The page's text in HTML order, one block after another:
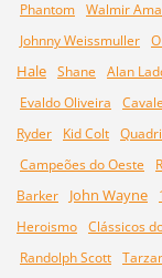
Phantom Walmir
Johnny Weissmuller
Hale Shane Alan
Evaldo Oliveira
Ryder
Kid Colt
Campeões do Oeste
Barker
John Wayne
Heroismo Clássicos
Randolph Scott